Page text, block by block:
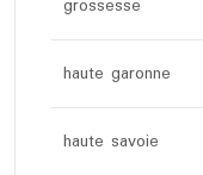
grossesse
haute garonne
haute savoie